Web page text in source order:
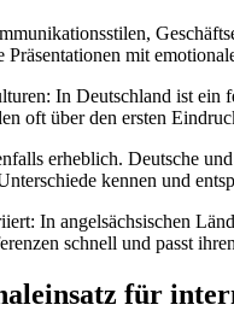
mit
In Deutschland ist ein
oft über den ersten
erheblich. Deutsche
kennen und
In angelsächsischen
schnell und passt
für